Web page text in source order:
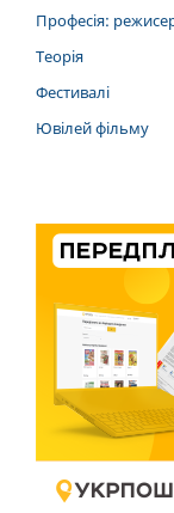
Професія:
Теорія
Фестивалі
Ювілей фільму